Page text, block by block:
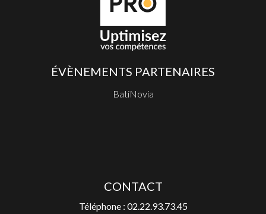
ÉVÈNEMENTS PARTENAIRES
BatiNovia
CONTACT
Téléphone : 02.22.93.73.45